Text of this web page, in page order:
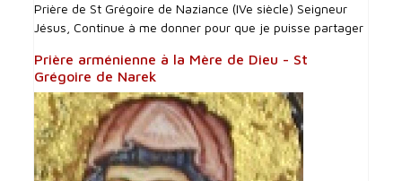
Prière de St Grégoire de Naziance (IVe siècle) Seigneur
Jésus, Continue à me donner pour que je puisse partager
Prière arménienne à la Mère de Dieu - St
Grégoire de Narek